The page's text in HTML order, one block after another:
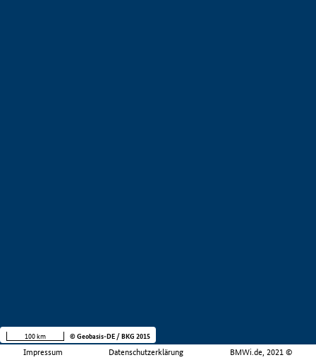
Impressum Datenschutzerklärung BMWi.de, 2021 ©
100 km © Geobasis-DE / BKG 2015